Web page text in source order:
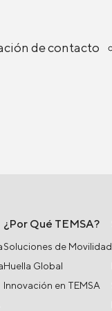
de contacto
¿Por Qué TEMSA?
Soluciones de Movilidad
Huella Global
Innovación en TEMSA